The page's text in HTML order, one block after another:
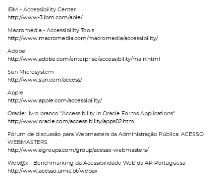
IBM - Accessibility Center
http://www-3.ibm.com/able/
Macromedia - Accessibility Tools
http://www.macromedia.com/macromedia/accessibility/
Adobe
http://www.adobe.com/enterprise/accessibility/main.html
Sun Microsystem
http://www.sun.com/access/
Apple
http://www.apple.com/accessibility/
Oracle: livro branco "Accessibility in Oracle Forms Applications"
http://www.oracle.com/accessibility/apps02.html
Fórum de discussão para Webmasters da Administração Pública: ACESSO
WEBMASTERS
http://www.egroups.com/group/acesso-webmasters/
Web@x - Benchmarking da Acessibilidade Web da AP Portuguesa
http://www.acesso.umic.pt/webax